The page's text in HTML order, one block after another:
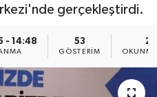
gerçekleştirdi.
- 14:48 53
GÖSTERIM
2